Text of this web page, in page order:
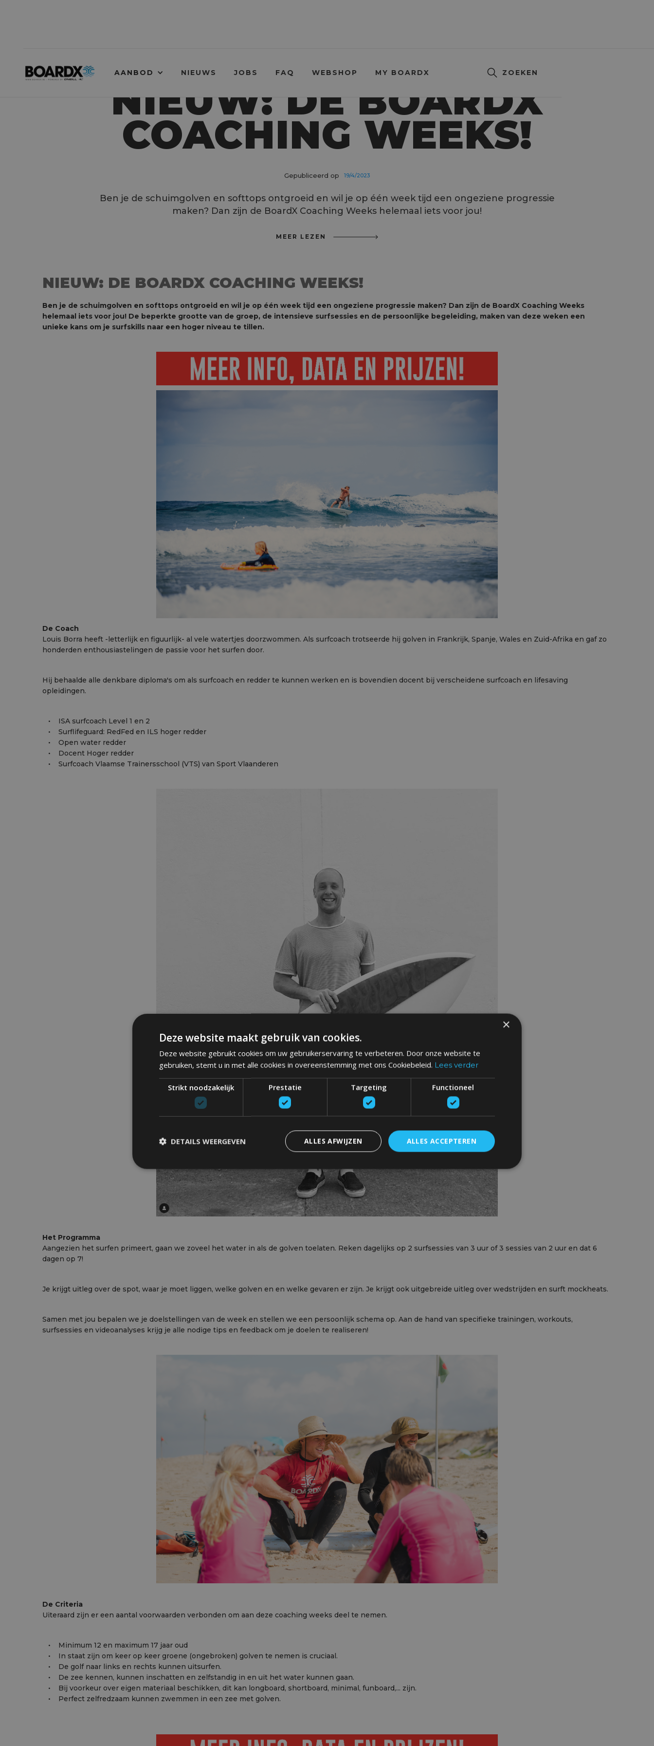
AANBOD NIEUWS JOBS FAQ WEBSHOP MY BOARDX ZOEKEN
NIEUW: DE BOARDX
COACHING WEEKS!
Gepubliceerd op 19/4/2023
Ben je de schuimgolven en softtops ontgroeid en wil je op één week tijd een ongeziene progressie
maken? Dan zijn de BoardX Coaching Weeks helemaal iets voor jou!
MEER LEZEN
NIEUW: DE BOARDX COACHING WEEKS!
Ben je de schuimgolven en softtops ontgroeid en wil je op één week tijd een ongeziene progressie maken? Dan zijn de BoardX Coaching Weeks
helemaal iets voor jou! De beperkte grootte van de groep, de intensieve surfsessies en de persoonlijke begeleiding, maken van deze weken een
unieke kans om je surfskills naar een hoger niveau te tillen.
De Coach
Louis Borra heeft -letterlijk en figuurlijk- al vele watertjes doorzwommen. Als surfcoach trotseerde hij golven in Frankrijk, Spanje, Wales en Zuid-Afrika en gaf zo
honderden enthousiastelingen de passie voor het surfen door.
Hij behaalde alle denkbare diploma's om als surfcoach en redder te kunnen werken en is bovendien docent bij verscheidene surfcoach en lifesaving
opleidingen.
• ISA surfcoach Level 1 en 2
• Surflifeguard: RedFed en ILS hoger redder
• Open water redder
• Docent Hoger redder
• Surfcoach Vlaamse Trainersschool (VTS) van Sport Vlaanderen
Het Programma
Aangezien het surfen primeert, gaan we zoveel het water in als de golven toelaten. Reken dagelijks op 2 surfsessies van 3 uur of 3 sessies van 2 uur en dat 6
dagen op 7!
Je krijgt uitleg over de spot, waar je moet liggen, welke golven en en welke gevaren er zijn. Je krijgt ook uitgebreide uitleg over wedstrijden en surft mockheats.
Samen met jou bepalen we je doelstellingen van de week en stellen we een persoonlijk schema op. Aan de hand van specifieke trainingen, workouts,
surfsessies en videoanalyses krijg je alle nodige tips en feedback om je doelen te realiseren!
De Criteria
Uiteraard zijn er een aantal voorwaarden verbonden om aan deze coaching weeks deel te nemen.
• ‍Minimum 12 en maximum 17 jaar oud
• In staat zijn om keer op keer groene (ongebroken) golven te nemen is cruciaal.
• De golf naar links en rechts kunnen uitsurfen.
• De zee kennen, kunnen inschatten en zelfstandig in en uit het water kunnen gaan.
• Bij voorkeur over eigen materiaal beschikken, dit kan longboard, shortboard, minimal, funboard,... zijn.
• Perfect zelfredzaam kunnen zwemmen in een zee met golven.
×
Deze website maakt gebruik van cookies.
Deze website gebruikt cookies om uw gebruikerservaring te verbeteren. Door onze website te
gebruiken, stemt u in met alle cookies in overeenstemming met ons Cookiebeleid. Lees verder
Strikt noodzakelijk Prestatie Targeting Functioneel
ALLES ACCEPTEREN
ALLES AFWIJZEN
DETAILS WEERGEVEN